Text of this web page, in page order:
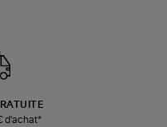
d'achat*